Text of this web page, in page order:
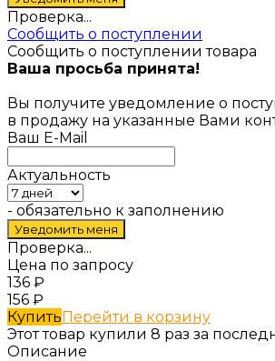
Проверка...
Сообщить о поступлении
Сообщить о поступлении товара
Ваша просьба принята!
Вы получите уведомление о
в продажу на указанные Вами
Ваш E-Mail
Актуальность
- обязательно к заполнению
Проверка...
Цена по запросу
136 ₽
156 ₽
КупитьПерейти в корзину
Этот товар купили 8 раз за
Описание